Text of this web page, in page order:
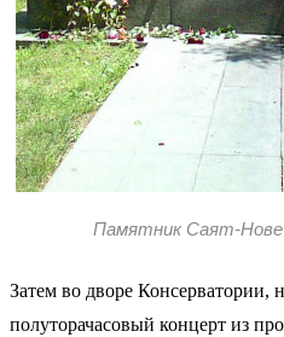
Памятник Саят-Нове
Затем во дворе Консерватории,
полуторачасовый концерт из